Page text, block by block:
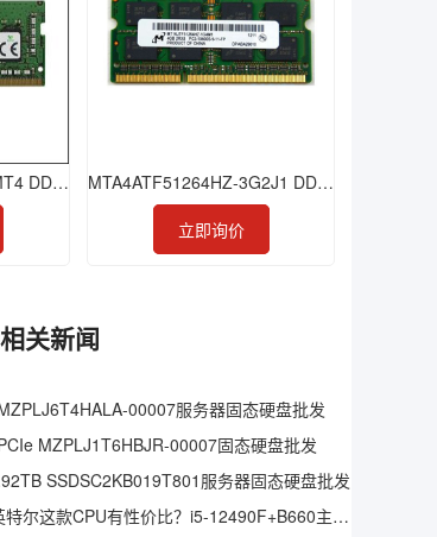
HMAA4GR7CJR4N-WMT4 DDR4 32GB 2933 RDIMM
MTA4ATF51264HZ-3G2J1 DDR4 4GB 3200 SODIMM
立即询价
关新闻
00007服务器固态硬盘批发
MZPLJ1T6HBJR-00007固态硬盘批发
SSDSC2KB019T801服务器固态硬盘批发
仅中国大陆特供，英特尔这款CPU有性价比？i5-12490F+B660主板实测